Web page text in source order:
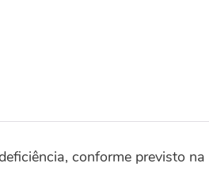
conforme previsto